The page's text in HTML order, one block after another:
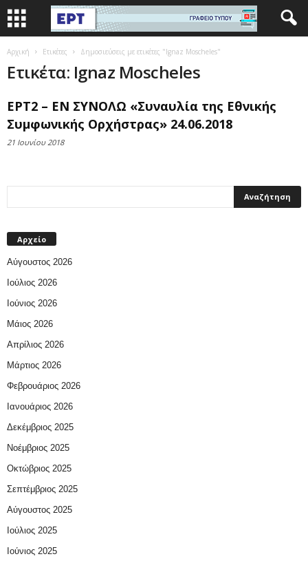
Αρχική Ετικέτες Δημοσιεύσεις με ετικέτες "Ignaz Moscheles"
Ετικέτα: Ignaz Moscheles
ΕΡΤ2 – ΕΝ ΣΥΝΟΛΩ «Συναυλία της Εθνικής
Συμφωνικής Ορχήστρας» 24.06.2018
21 Ιουνίου 2018
Αρχείο
Αύγουστος 2026
Ιούλιος 2026
Ιούνιος 2026
Μάιος 2026
Απρίλιος 2026
Μάρτιος 2026
Φεβρουάριος 2026
Ιανουάριος 2026
Δεκέμβριος 2025
Νοέμβριος 2025
Οκτώβριος 2025
Σεπτέμβριος 2025
Αύγουστος 2025
Ιούλιος 2025
Ιούνιος 2025